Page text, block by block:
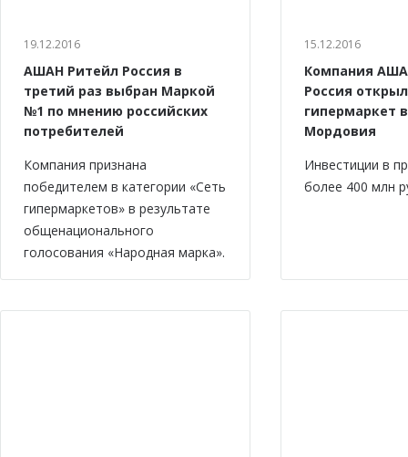
19.12.2016
АШАН Ритейл Россия в
третий раз выбран Маркой
№1 по мнению российских
потребителей
Компания признана
победителем в категории «Сеть
гипермаркетов» в результате
общенационального
голосования «Народная марка».
15.12.2016
Компания
Россия
гипермаркет
Мордовия
Инвестиции в
более 400 млн